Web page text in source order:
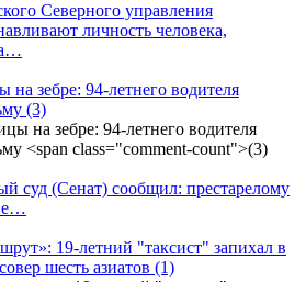
Северного управления
личность человека,
на зебре: 94-летнего водителя
(3)
суд (Сенат) сообщил: престарелому
19-летний "таксист" запихал в
шесть азиатов (1)